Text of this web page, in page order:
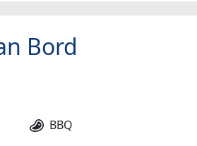
Bord
BBQ